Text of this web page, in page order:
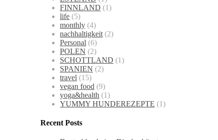
FINNLAND (1)
life (5)
monthly (4)
nachhaltigkeit (2)
Personal (6)
POLEN (2)
SCHOTTLAND (1)
SPANIEN (2)
travel (15)
vegan food (9)
yoga&health (1)
YUMMY HUNDEREZEPTE (1)
Recent Posts